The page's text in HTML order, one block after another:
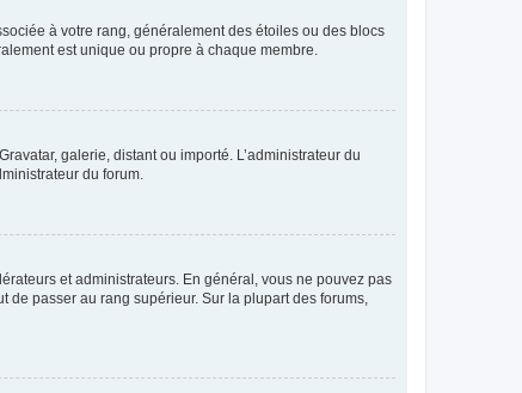
à votre rang, généralement des étoiles ou des blocs
est unique ou propre à chaque membre.
galerie, distant ou importé. L’administrateur du
du forum.
et administrateurs. En général, vous ne pouvez pas
de passer au rang supérieur. Sur la plupart des forums,